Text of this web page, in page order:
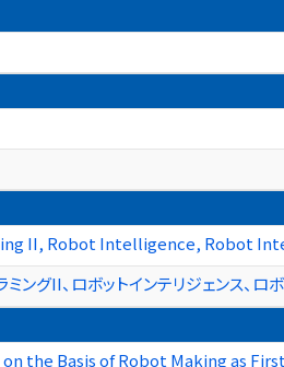
II, Robot Intelligence, Robot
ングII、ロボットインテリジェンス、ロ
the Basis of Robot Making as